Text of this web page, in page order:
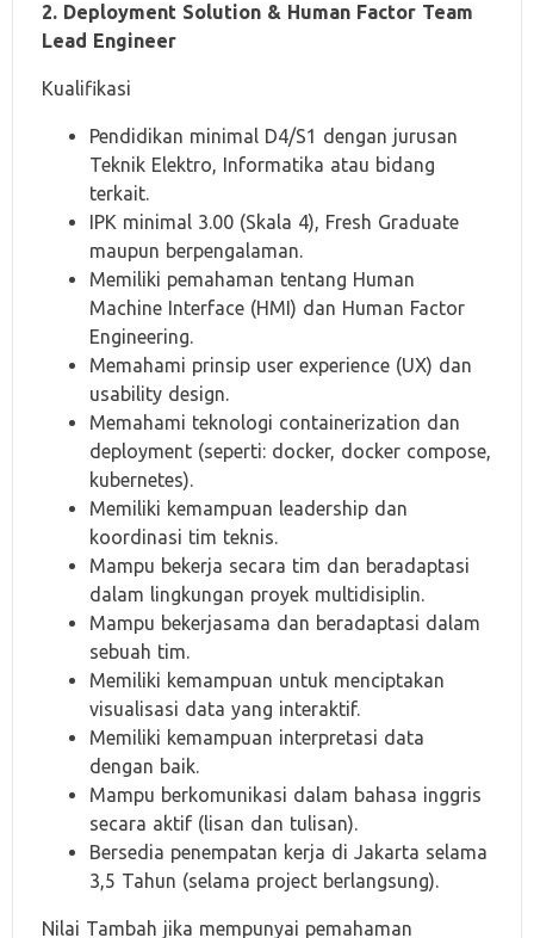
2. Deployment Solution & Human Factor Team
Lead Engineer
Kualifikasi
Pendidikan minimal D4/S1 dengan jurusan
Teknik Elektro, Informatika atau bidang
terkait.
IPK minimal 3.00 (Skala 4), Fresh Graduate
maupun berpengalaman.
Memiliki pemahaman tentang Human
Machine Interface (HMI) dan Human Factor
Engineering.
Memahami prinsip user experience (UX) dan
usability design.
Memahami teknologi containerization dan
deployment (seperti: docker, docker compose,
kubernetes).
Memiliki kemampuan leadership dan
koordinasi tim teknis.
Mampu bekerja secara tim dan beradaptasi
dalam lingkungan proyek multidisiplin.
Mampu bekerjasama dan beradaptasi dalam
sebuah tim.
Memiliki kemampuan untuk menciptakan
visualisasi data yang interaktif.
Memiliki kemampuan interpretasi data
dengan baik.
Mampu berkomunikasi dalam bahasa inggris
secara aktif (lisan dan tulisan).
Bersedia penempatan kerja di Jakarta selama
3,5 Tahun (selama project berlangsung).
Nilai Tambah jika mempunyai pemahaman